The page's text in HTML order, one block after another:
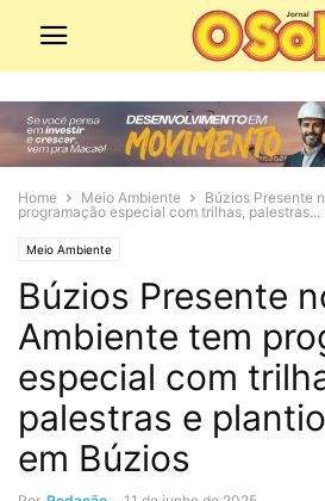
Home Meio Ambiente
Búzios Presente
programação especial com trilhas, palestras...
Meio Ambiente
Búzios Presente
Ambiente tem
especial com
palestras e
em Búzios